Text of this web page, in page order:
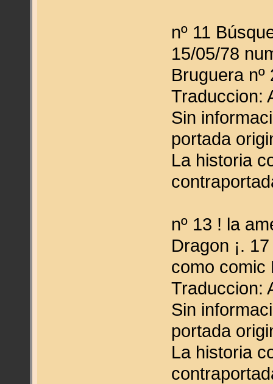
nº 11
15/05/78
Bruguera nº
Traduccion:
Sin
portada
La historia
nº 13 ! la
Dragon ¡.
como comic
Traduccion:
Sin
portada
La historia